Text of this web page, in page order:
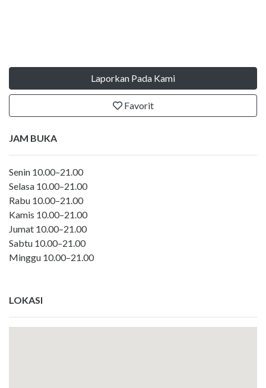
Laporkan Pada Kami
Favorit
JAM BUKA
Senin 10.00–21.00
Selasa 10.00–21.00
Rabu 10.00–21.00
Kamis 10.00–21.00
Jumat 10.00–21.00
Sabtu 10.00–21.00
Minggu 10.00–21.00
LOKASI